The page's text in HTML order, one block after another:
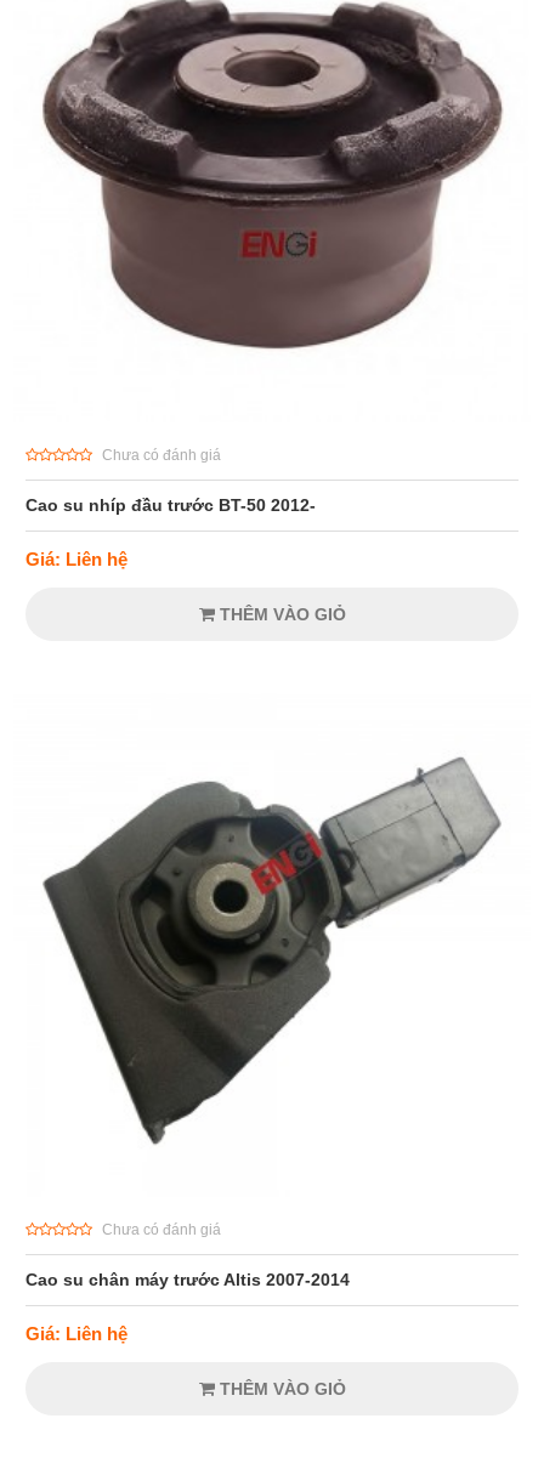
Chưa có đánh giá
Cao su nhíp đầu trước BT-50 2012-
Giá: Liên hệ
THÊM VÀO GIỎ
Chưa có đánh giá
Cao su chân máy trước Altis 2007-2014
Giá: Liên hệ
THÊM VÀO GIỎ